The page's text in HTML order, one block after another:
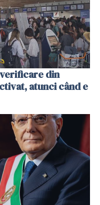
din
atunci când e